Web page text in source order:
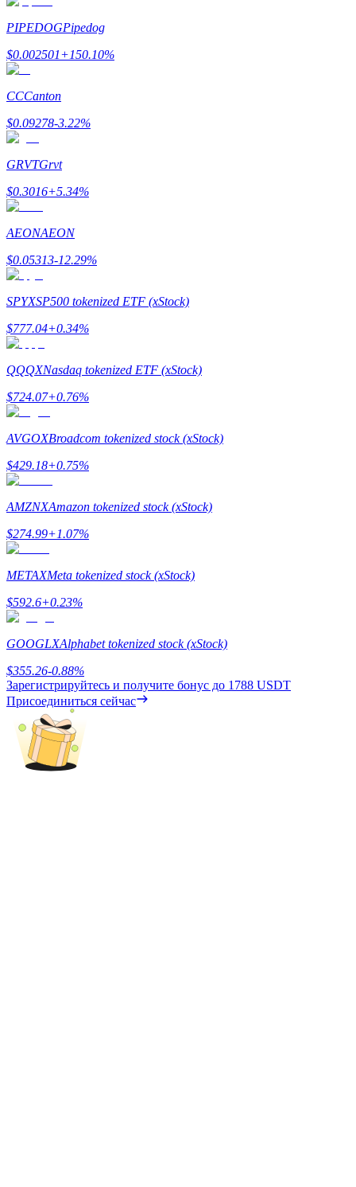
Высокая прибыль и мгновенный доступ
Launchpool
Гибкая ставка для заработка популярных токенов
Кредиты
Сервис заимствований, обеспеченных криптовалютой
PIPEDOGPipedog
$0.002501+150.10%
CCCanton
$0.09278-3.22%
GRVTGrvt
$0.3016+5.34%
AEONAEON
$0.05313-12.29%
SPYXSP500 tokenized ETF (xStock)
$777.04+0.34%
QQQXNasdaq tokenized ETF (xStock)
$724.07+0.76%
AVGOXBroadcom tokenized stock (xStock)
$429.18+0.75%
AMZNXAmazon tokenized stock (xStock)
$274.99+1.07%
METAXMeta tokenized stock (xStock)
$592.6+0.23%
GOOGLXAlphabet tokenized stock (xStock)
$355.26-0.88%
Зарегистрируйтесь и получите бонус до 1788 USDT
Присоединиться сейчас